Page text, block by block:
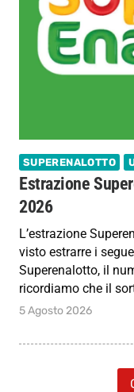
SUPERENALOTTO
Estrazione
2026
L’estrazione
visto estrarre i
Superenalotto, il
ricordiamo che il
5 Agosto 2026